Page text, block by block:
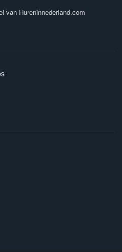
van Hureninnederland.com